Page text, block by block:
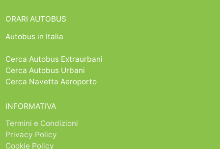
ORARI AUTOBUS
Autobus in Italia
Cerca Autobus Extraurbani
Cerca Autobus Urbani
Cerca Navetta Aeroporto
INFORMATIVA
Termini e Condizioni
Privacy Policy
Cookie Policy